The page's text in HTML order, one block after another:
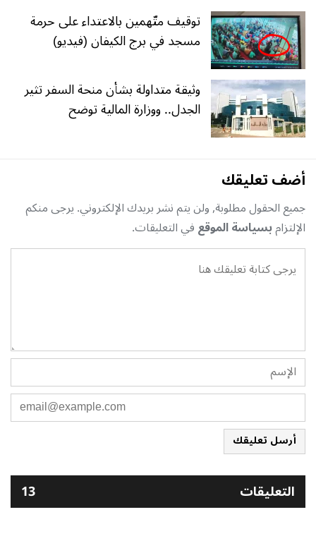
توقيف متّهمين بالاعتداء على حرمة
مسجد في برج الكيفان (فيديو)
وثيقة متداولة بشأن منحة السفر تثير
الجدل.. ووزارة المالية توضح
أضف تعليقك
جميع الحقول مطلوبة, ولن يتم نشر بريدك الإلكتروني. يرجى منكم
الإلتزامبسياسة الموقعفي التعليقات.
أرسل تعليقك
التعليقات 13